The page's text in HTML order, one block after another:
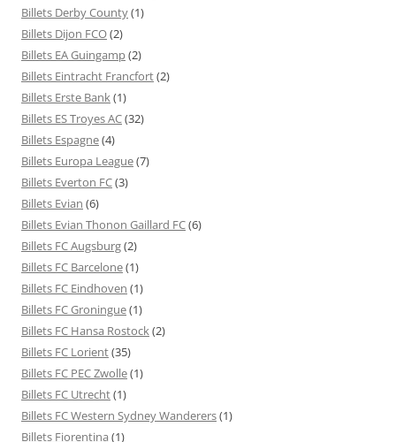
Billets Derby County(1)
Billets Dijon FCO(2)
Billets EA Guingamp(2)
Billets Eintracht Francfort(2)
Billets Erste Bank(1)
Billets ES Troyes AC(32)
Billets Espagne(4)
Billets Europa League(7)
Billets Everton FC(3)
Billets Evian (6)
Billets Evian Thonon Gaillard FC(6)
Billets FC Augsburg(2)
Billets FC Barcelone(1)
Billets FC Eindhoven (1)
Billets FC Groningue(1)
Billets FC Hansa Rostock(2)
Billets FC Lorient(35)
Billets FC PEC Zwolle(1)
Billets FC Utrecht(1)
Billets FC Western Sydney Wanderers(1)
Billets Fiorentina (1)